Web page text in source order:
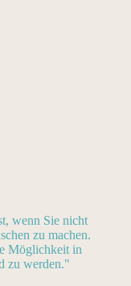
wenn Sie nicht
zu machen.
Möglichkeit in
zu werden."